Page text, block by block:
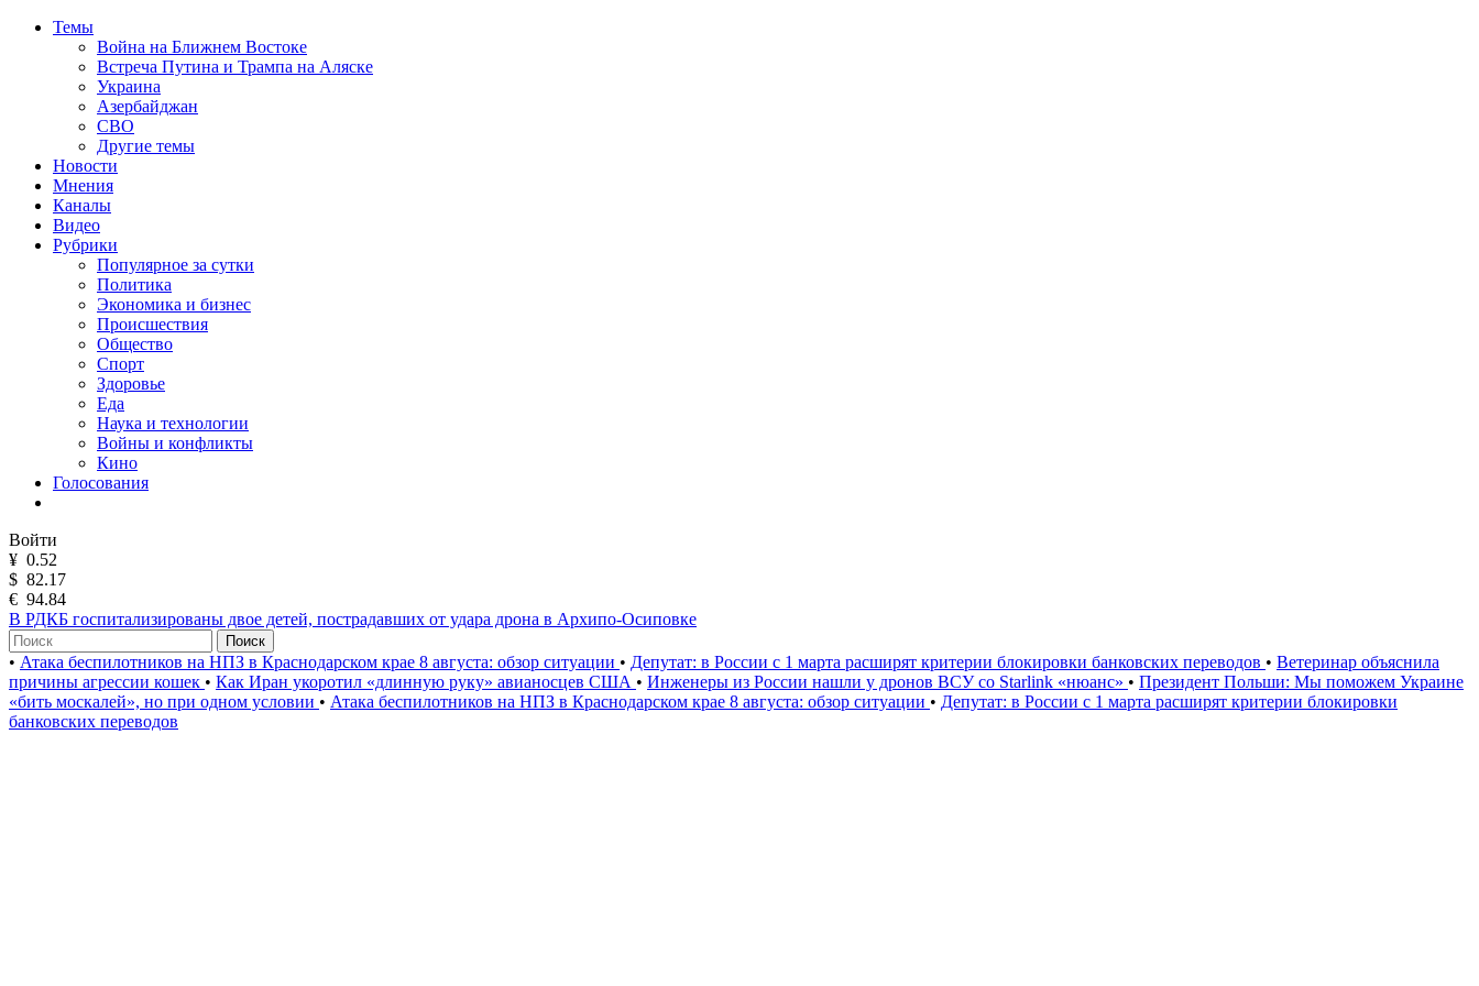
Темы
Война на Ближнем Востоке
Встреча Путина и Трампа на Аляске
Украина
Азербайджан
СВО
Другие темы
Новости
Мнения
Каналы
Видео
Рубрики
Популярное за сутки
Политика
Экономика и бизнес
Происшествия
Общество
Спорт
Здоровье
Еда
Наука и технологии
Войны и конфликты
Кино
Голосования
Войти
¥ 0.52
$ 82.17
€ 94.84
В РДКБ госпитализированы двое детей, пострадавших от удара дрона в Архипо-Осиповке
Поиск
• Атака беспилотников на НПЗ в Краснодарском крае 8 августа: обзор ситуации • Депутат: в России с 1 марта расширят критерии блокировки банковских переводов • Ветеринар объяснила
причины агрессии кошек • Как Иран укоротил «длинную руку» авианосцев США • Инженеры из России нашли у дронов ВСУ со Starlink «нюанс» • Президент Польши: Мы поможем Украине
«бить москалей», но при одном условии • Атака беспилотников на НПЗ в Краснодарском крае 8 августа: обзор ситуации • Депутат: в России с 1 марта расширят критерии блокировки
банковских переводов